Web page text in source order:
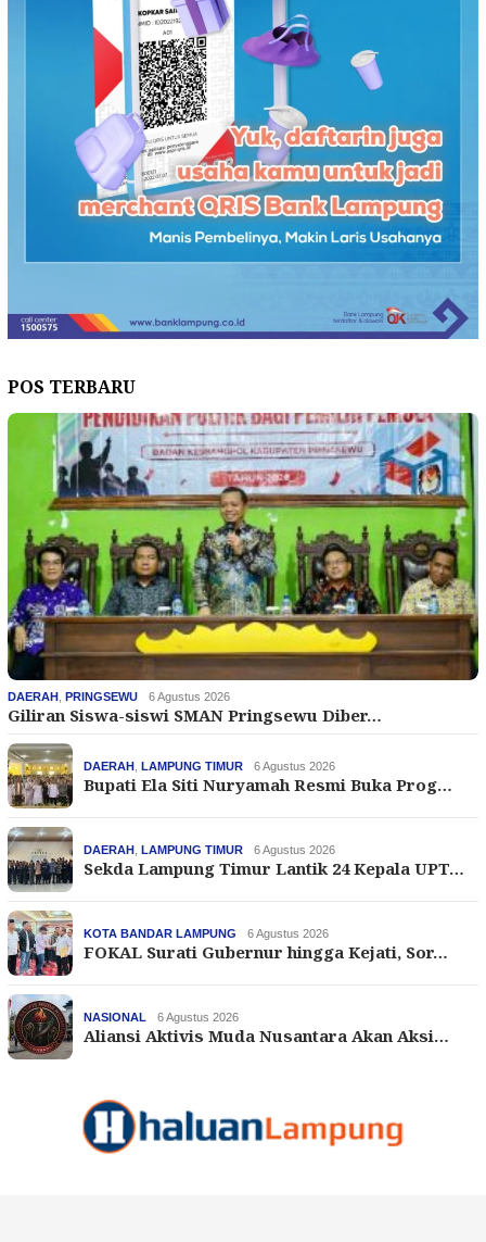
POS TERBARU
DAERAH PRINGSEWU 6 Agustus 2026
Giliran Siswa-siswi SMAN Pringsewu Diber…
DAERAH LAMPUNG TIMUR 6 Agustus 2026
Bupati Ela Siti Nuryamah Resmi Buka Prog…
DAERAH LAMPUNG TIMUR 6 Agustus 2026
Sekda Lampung Timur Lantik 24 Kepala UPT…
KOTA BANDAR LAMPUNG 6 Agustus 2026
FOKAL Surati Gubernur hingga Kejati, Sor…
NASIONAL 6 Agustus 2026
Aliansi Aktivis Muda Nusantara Akan Aksi…